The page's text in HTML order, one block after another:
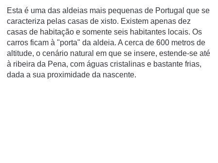
Esta é uma das aldeias mais pequenas de Portugal que se
caracteriza pelas casas de xisto. Existem apenas dez
casas de habitação e somente seis habitantes locais. Os
carros ficam à "porta" da aldeia. A cerca de 600 metros de
altitude, o cenário natural em que se insere, estende-se até
à ribeira da Pena, com águas cristalinas e bastante frias,
dada a sua proximidade da nascente.